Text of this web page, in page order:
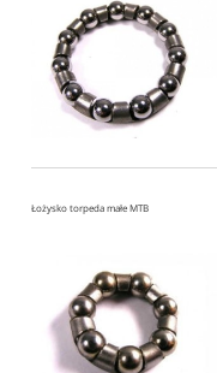
Łożysko torpeda małe MTB